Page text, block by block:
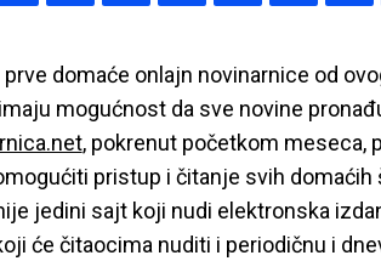
domaće onlajn novinarnice od
mogućnost da sve novine
, pokrenut početkom meseca,
pristup i čitanje svih
jedini sajt koji nudi elektronska
će čitaocima nuditi i periodičnu i